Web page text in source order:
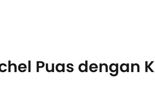
Puas dengan